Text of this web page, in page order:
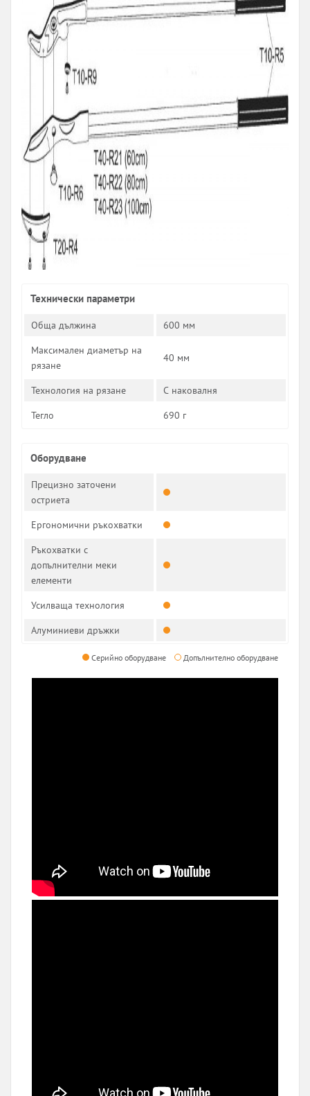
Технически параметри
Обща дължина
600 мм
Максимален диаметър на
рязане
40 мм
Технология на рязане
С наковалня
Тегло
690 г
Оборудване
Прецизно заточени
остриета
Ергономични ръкохватки
Ръкохватки с
допълнителни меки
елементи
Усилваща технология
Алуминиеви дръжки
Серийно оборудване Допълнително оборудване